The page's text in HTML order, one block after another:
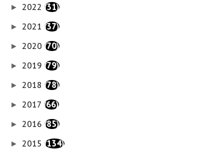
► 2022 (31)
► 2021 (37)
► 2020 (70)
► 2019 (79)
► 2018 (78)
► 2017 (66)
► 2016 (85)
► 2015 (134)